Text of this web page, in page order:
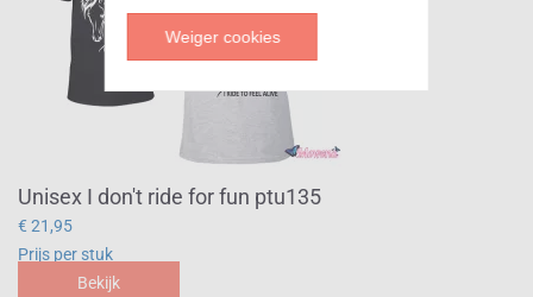
Unisex I don't ride for fun ptu135
€ 21,95
Prijs per stuk
Bekijk
Weiger cookies